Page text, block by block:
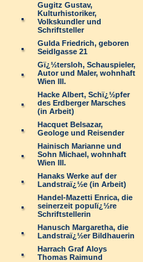
Gugitz Gustav,
Kulturhistoriker,
Volkskundler und
Schriftsteller
Gulda Friedrich, geboren
Seidlgasse 21
Gï¿½tersloh, Schauspieler,
Autor und Maler, wohnhaft
Wien III.
Hacke Albert, Schï¿½pfer
des Erdberger Marsches
(in Arbeit)
Hacquet Belsazar,
Geologe und Reisender
Hainisch Marianne und
Sohn Michael, wohnhaft
Wien III.
Hanaks Werke auf der
Landstraï¿½e (in Arbeit)
Handel-Mazetti Enrica, die
seinerzeit populï¿½re
Schriftstellerin
Hanusch Margaretha, die
Landstraï¿½er Bildhauerin
Harrach Graf Aloys
Thomas Raimund